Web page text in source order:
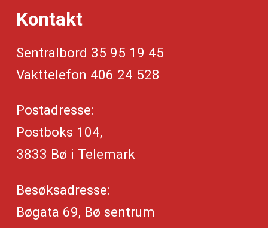
Kontakt
Sentralbord 35 95 19 45
Vakttelefon 406 24 528
Postadresse:
Postboks 104,
3833 Bø i Telemark
Besøksadresse:
Bøgata 69, Bø sentrum